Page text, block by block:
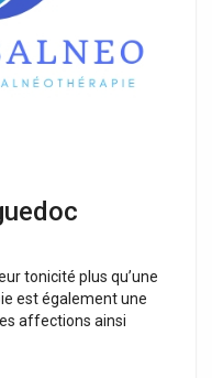
tonicité plus qu’une
est également une
affections ainsi